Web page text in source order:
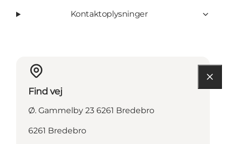
Kontaktoplysninger
Find vej
Ø. Gammelby 23 6261 Bredebro
6261 Bredebro